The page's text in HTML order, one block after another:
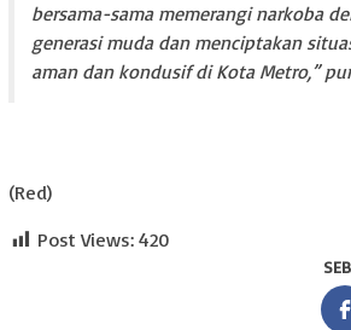
bersama-sama memerangi narkoba
generasi muda dan menciptakan
aman dan kondusif di Kota Metro,”
(Red)
Post Views: 420